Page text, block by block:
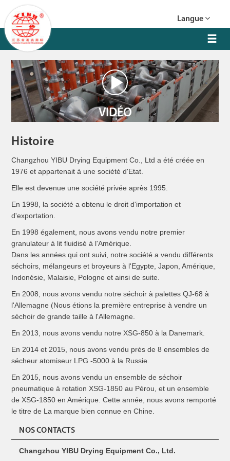
Langue
VIDÉO
Histoire
Changzhou YIBU Drying Equipment Co., Ltd a été créée en
1976 et appartenait à une société d'Etat.
Elle est devenue une société privée après 1995.
En 1998, la société a obtenu le droit d'importation et
d'exportation.
En 1998 également, nous avons vendu notre premier
granulateur à lit fluidisé à l'Amérique.
Dans les années qui ont suivi, notre société a vendu différents
séchoirs, mélangeurs et broyeurs à l'Egypte, Japon, Amérique,
Indonésie, Malaisie, Pologne et ainsi de suite.
En 2008, nous avons vendu notre séchoir à palettes QJ-68 à
l'Allemagne (Nous étions la première entreprise à vendre un
séchoir de grande taille à l'Allemagne.
En 2013, nous avons vendu notre XSG-850 à la Danemark.
En 2014 et 2015, nous avons vendu près de 8 ensembles de
sécheur atomiseur LPG -5000 à la Russie.
En 2015, nous avons vendu un ensemble de séchoir
pneumatique à rotation XSG-1850 au Pérou, et un ensemble
de XSG-1850 en Amérique. Cette année, nous avons remporté
le titre de La marque bien connue en Chine.
NOS CONTACTS
Changzhou YIBU Drying Equipment Co., Ltd.